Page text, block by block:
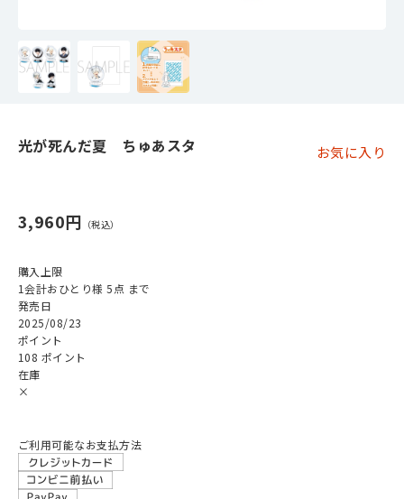
光が死んだ夏 ちゅあスタ お気に入り
3,960円
購入上限
1会計おひとり様 5点 まで
発売日
2025/08/23
ポイント
108 ポイント
在庫
×
ご利用可能なお支払方法